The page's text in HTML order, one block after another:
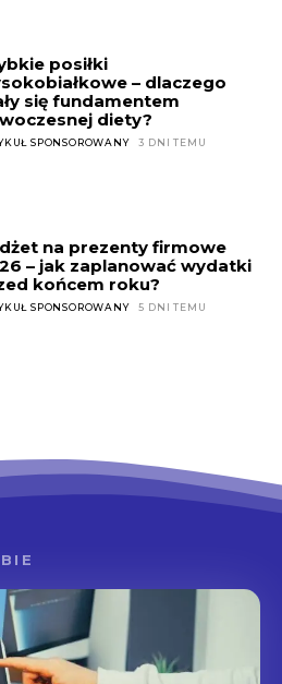
posiłki
– dlaczego
się fundamentem
diety?
SPONSOROWANY 3 DNI TEMU
na prezenty firmowe
– jak zaplanować wydatki
końcem roku?
SPONSOROWANY 5 DNI TEMU